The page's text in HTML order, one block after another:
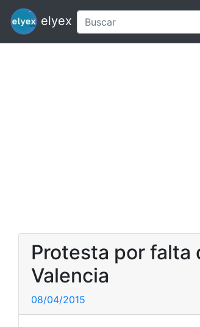
elyex
Protesta por falta
Valencia
08/04/2015